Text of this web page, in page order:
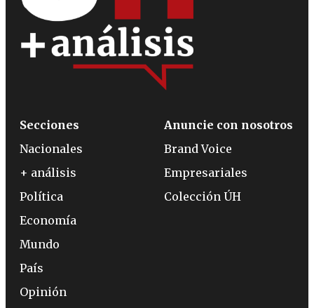
Secciones
Nacionales
+ análisis
Política
Economía
Mundo
País
Opinión
Anuncie con nosotros
Brand Voice
Empresariales
Colección ÚH